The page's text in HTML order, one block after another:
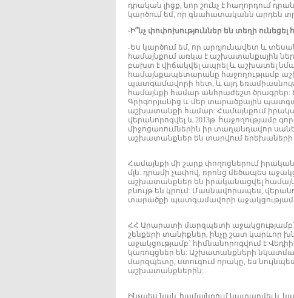
դրական լիցք, նոր շունչ է հաղորդում
կարծում եմ, որ գնահատականն արդեն
-Ի՞նչ փոփոխություններ են տեղի
-Ես կարծում եմ, որ արդյունավետ և
համայնքում առկա է աշխատանքային
բախտ է վիճակվել ապրել և աշխատել
համայնքապետարանը հաջողությամբ
պատգամավորի հետ, և այդ
համայնքի համար անհրաժեշտ
Գրիգորյանից և մեր տարածքային
աշխատանքի համար: Համայնքում
վերանորոգվել և 2013թ. հաջողությամբ
միջոցառումներին իր տաղանդավոր
աշխատանքներ են տարվում երեխաների
Համայնքի մի շարք փողոցներում
մլն. դրամի չափով, որոնց մեծապես
աշխատանքներ են իրականացվել
բնույթ են կրում: Մասնավորապես,
տարածքի պատգամավորի
ՀՀ Արարատի մարզպետի
շենքերի տանիքներ, ինչը շատ կարևոր
աջակցությամբ` հիմնանորոգվում է
կառույցներ են: Աշխատանքների
մարզպետը, ստուգում որակը, ես
աշխատանքներին:
Ինչպես նաև համայնքում կատարվել և